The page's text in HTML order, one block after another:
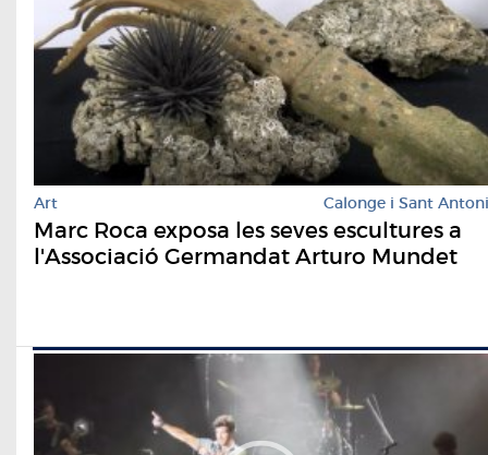
Art Calonge i Sant Antoni
Marc Roca exposa les seves escultures a
l'Associació Germandat Arturo Mundet